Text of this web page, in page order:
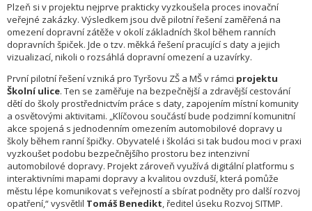
Plzeň si v projektu nejprve prakticky vyzkoušela proces inovační
veřejné zakázky. Výsledkem jsou dvě pilotní řešení zaměřená na
omezení dopravní zátěže v okolí základních škol během ranních
dopravních špiček. Jde o tzv. měkká řešení pracující s daty a jejich
vizualizací, nikoli o rozsáhlá dopravní omezení a uzavírky.
První pilotní řešení vzniká pro Tyršovu ZŠ a MŠ v rámci projektu
Školní ulice. Ten se zaměřuje na bezpečnější a zdravější cestování
dětí do školy prostřednictvím práce s daty, zapojením místní komunity
a osvětovými aktivitami. „Klíčovou součástí bude podzimní komunitní
akce spojená s jednodenním omezením automobilové dopravy u
školy během ranní špičky. Obyvatelé i školáci si tak budou moci v praxi
vyzkoušet podobu bezpečnějšího prostoru bez intenzivní
automobilové dopravy. Projekt zároveň využívá digitální platformu s
interaktivními mapami dopravy a kvalitou ovzduší, která pomůže
městu lépe komunikovat s veřejností a sbírat podněty pro další rozvoj
opatření,“ vysvětlil Tomáš Benedikt, ředitel úseku Rozvoj SITMP.